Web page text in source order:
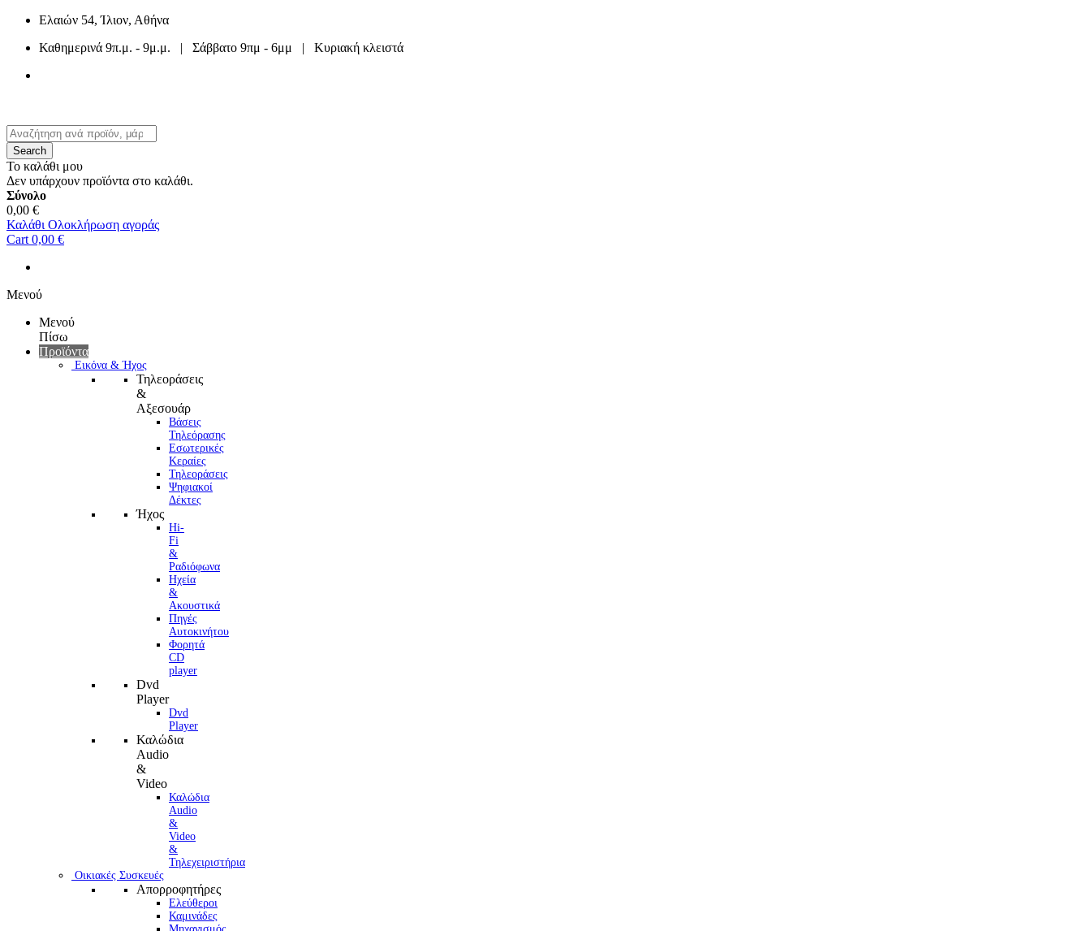
Ελαιών 54, Ίλιον, Αθήνα
Καθημερινά 9π.μ. - 9μ.μ. | Σάββατο 9πμ - 6μμ | Κυριακή κλειστά
Search
Το καλάθι μου
Δεν υπάρχουν προϊόντα στο καλάθι.
Σύνολο
0,00 €
Καλάθι Ολοκλήρωση αγοράς
Cart 0,00 €
Μενού
Μενού
Πίσω
Προϊόντα
Εικόνα & Ήχος
Τηλεοράσεις
&
Αξεσουάρ
Βάσεις
Τηλεόρασης
Εσωτερικές
Κεραίες
Τηλεοράσεις
Ψηφιακοί
Δέκτες
Ήχος
Hi-
Fi
&
Ραδιόφωνα
Ηχεία
&
Ακουστικά
Πηγές
Αυτοκινήτου
Φορητά
CD
player
Dvd
Player
Dvd
Player
Καλώδια
Audio
&
Video
Καλώδια
Audio
&
Video
&
Τηλεχειριστήρια
Οικιακές Συσκευές
Απορροφητήρες
Ελεύθεροι
Καμινάδες